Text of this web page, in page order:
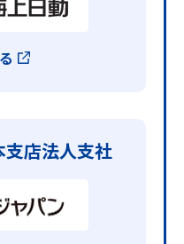
支店法人支社